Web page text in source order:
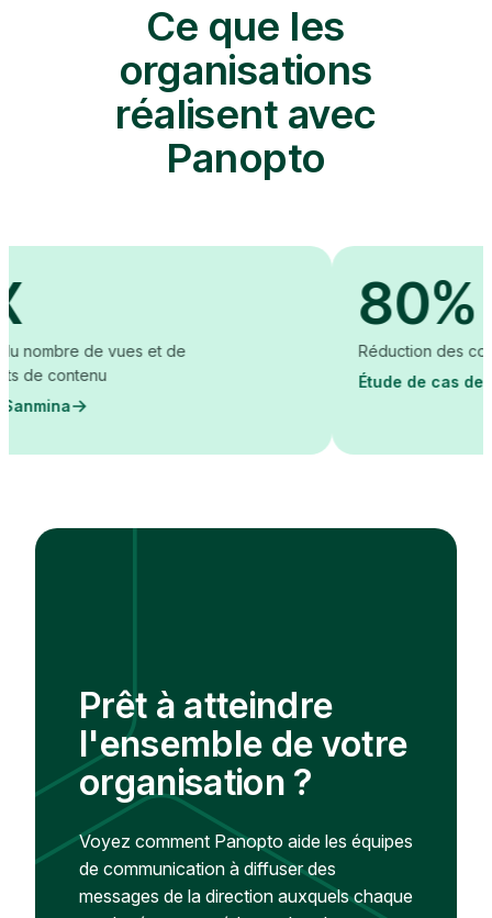
Ce que les
organisations
réalisent avec
Panopto
de vues et de
80%
Réduction des coûts de
Étude de cas de
Prêt à atteindre
l'ensemble de votre
organisation ?
Voyez comment Panopto aide les équipes
de communication à diffuser des
messages de la direction auxquels chaque